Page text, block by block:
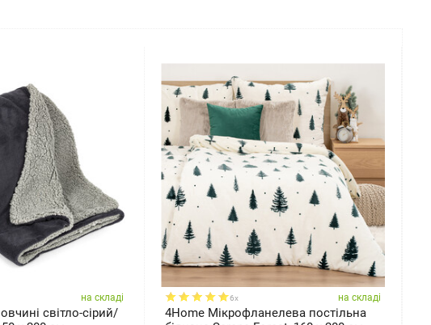
на складі
світло-сірий/
6x на складі
4Home Мікрофланелева постільна